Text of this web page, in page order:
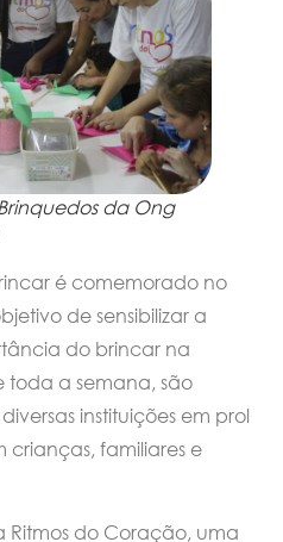
da Ong
é comemorado no
de sensibilizar a
do brincar na
toda a semana, são
instituições em prol
familiares e
do Coração, uma